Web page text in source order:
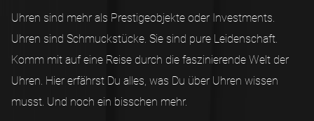
Uhren sind mehr als Prestigeobjekte oder Investments.
Uhren sind Schmuckstücke. Sie sind pure Leidenschaft.
Komm mit auf eine Reise durch die faszinierende Welt der
Uhren. Hier erfährst Du alles, was Du über Uhren wissen
musst. Und noch ein bisschen mehr.